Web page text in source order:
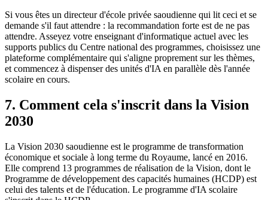
Si vous êtes un directeur d'école privée saoudienne qui lit ceci et se
demande s'il faut attendre : la recommandation forte est de ne pas
attendre. Asseyez votre enseignant d'informatique actuel avec les
supports publics du Centre national des programmes, choisissez une
plateforme complémentaire qui s'aligne proprement sur les thèmes,
et commencez à dispenser des unités d'IA en parallèle dès l'année
scolaire en cours.
7. Comment cela s'inscrit dans la Vision
2030
La Vision 2030 saoudienne est le programme de transformation
économique et sociale à long terme du Royaume, lancé en 2016.
Elle comprend 13 programmes de réalisation de la Vision, dont le
Programme de développement des capacités humaines (HCDP) est
celui des talents et de l'éducation. Le programme d'IA scolaire